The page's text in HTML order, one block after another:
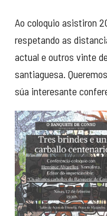
Ao coloquio asistiron
respetando as
actual e outros vinte
santiaguesa.
súa interesante